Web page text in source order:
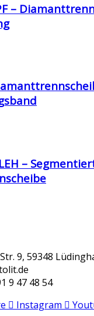
–
–
9, 59348
9 47 48 54
Instagram